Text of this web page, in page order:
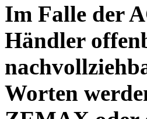
Im Falle der
Händler
Worten